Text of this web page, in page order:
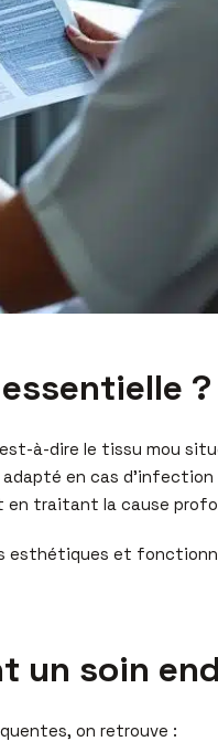
?
à-dire le tissu mou
en cas
en traitant la cause
et
un soin
on retrouve :